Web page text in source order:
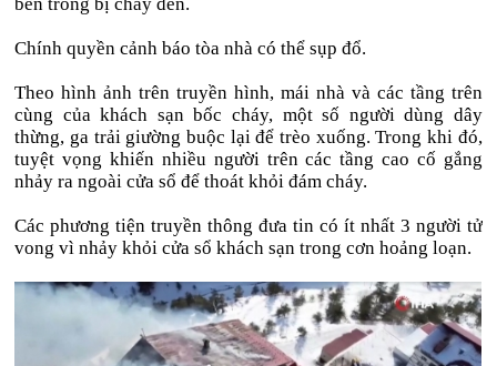
Chính quyền cảnh báo tòa nhà có thể sụp đổ.
Theo hình ảnh trên truyền hình, mái nhà và các tầng trên
cùng của khách sạn bốc cháy, một số người dùng dây
thừng, ga trải giường buộc lại để trèo xuống. Trong khi đó,
tuyệt vọng khiến nhiều người trên các tầng cao cố gắng
nhảy ra ngoài cửa sổ để thoát khỏi đám cháy.
Các phương tiện truyền thông đưa tin có ít nhất 3 người tử
vong vì nhảy khỏi cửa sổ khách sạn trong cơn hoảng loạn.